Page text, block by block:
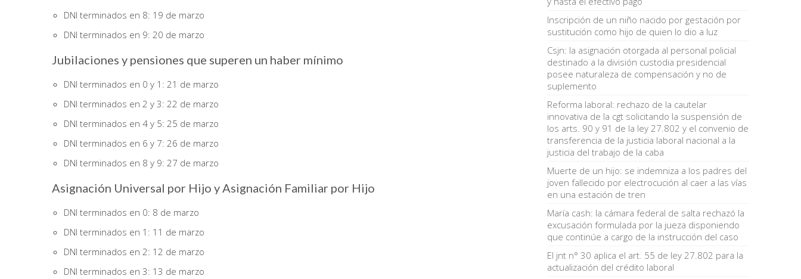
DNI terminados en 8: 19 de marzo
DNI terminados en 9: 20 de marzo
Jubilaciones y pensiones que superen un haber mínimo
DNI terminados en 0 y 1: 21 de marzo
DNI terminados en 2 y 3: 22 de marzo
DNI terminados en 4 y 5: 25 de marzo
DNI terminados en 6 y 7: 26 de marzo
DNI terminados en 8 y 9: 27 de marzo
Asignación Universal por Hijo y Asignación Familiar por Hijo
DNI terminados en 0: 8 de marzo
DNI terminados en 1: 11 de marzo
DNI terminados en 2: 12 de marzo
DNI terminados en 3: 13 de marzo
Inscripción de un niño nacido por gestación por
sustitución como hijo de quien lo dio a luz
Csjn: la asignación otorgada al personal policial
destinado a la división custodia presidencial
posee naturaleza de compensación y no de
suplemento
Reforma laboral: rechazo de la cautelar
innovativa de la cgt solicitando la suspensión de
los arts. 90 y 91 de la ley 27.802 y el convenio de
transferencia de la justicia laboral nacional a la
justicia del trabajo de la caba
Muerte de un hijo: se indemniza a los padres del
joven fallecido por electrocución al caer a las vías
en una estación de tren
María cash: la cámara federal de salta rechazó la
excusación formulada por la jueza disponiendo
que continúe a cargo de la instrucción del caso
El jnt n° 30 aplica el art. 55 de ley 27.802 para la
actualización del crédito laboral